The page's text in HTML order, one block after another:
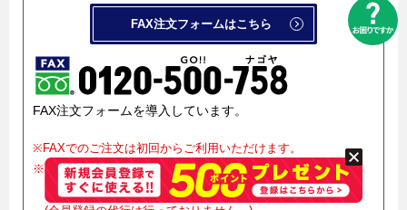
FAX注文フォームはこちら
FAX注文フォームを導入しています。
※FAXでのご注文は初回からご利用いただけます。
※事前に会員登録をされていない場合は非会員様としての対応
となります。